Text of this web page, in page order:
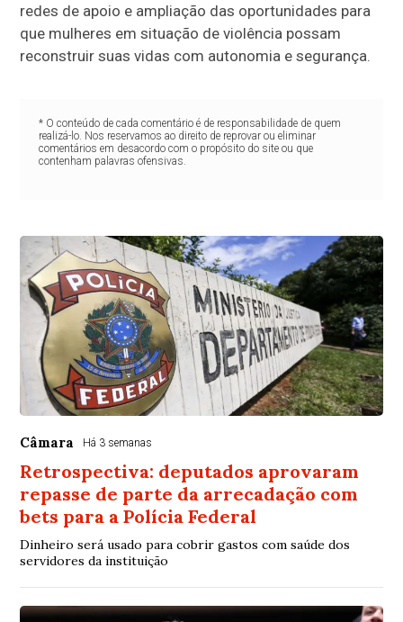
redes de apoio e ampliação das oportunidades para
que mulheres em situação de violência possam
reconstruir suas vidas com autonomia e segurança.
* O conteúdo de cada comentário é de responsabilidade de quem
realizá-lo. Nos reservamos ao direito de reprovar ou eliminar
comentários em desacordo com o propósito do site ou que
contenham palavras ofensivas.
Câmara Há 3 semanas
Retrospectiva: deputados aprovaram
repasse de parte da arrecadação com
bets para a Polícia Federal
Dinheiro será usado para cobrir gastos com saúde dos
servidores da instituição